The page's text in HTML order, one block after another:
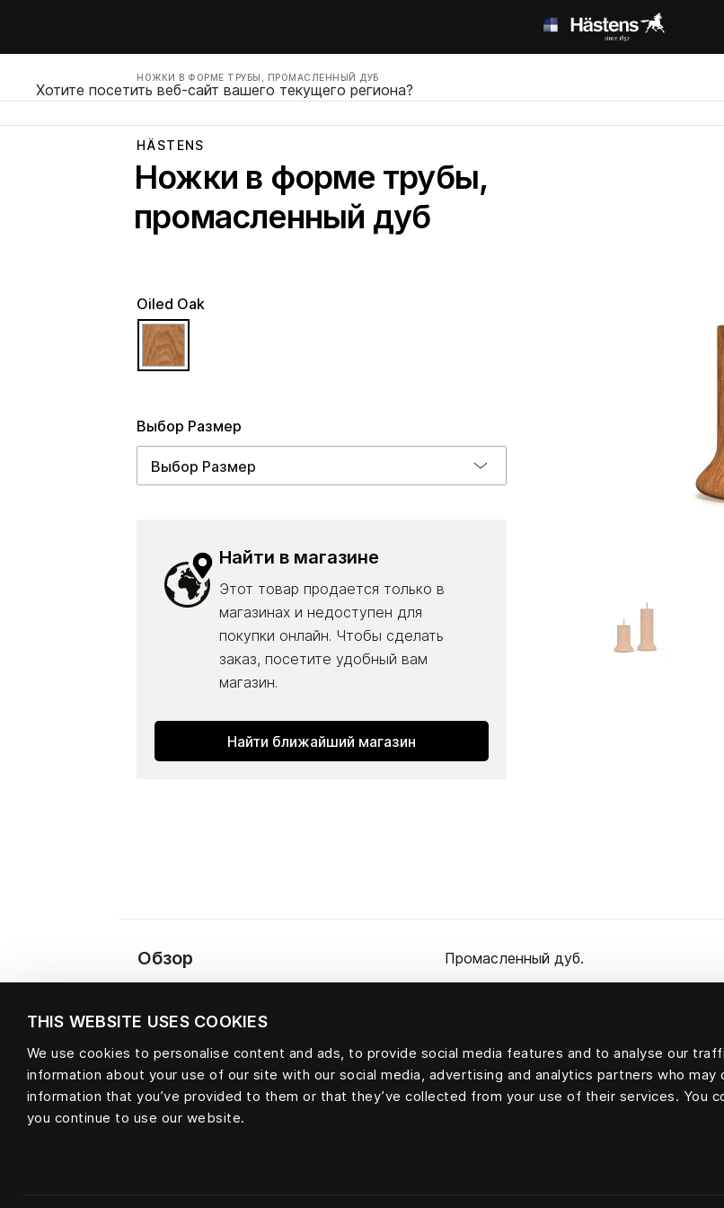
THIS WEBSITE USES COOKIES
We use cookies to personalise content and ads, to provide social media features and to analyse our
information about your use of our site with our social media, advertising and analytics partners who
information that you’ve provided to them or that they’ve collected from your use of their services. You
you continue to use our website.
НОЖКИ В ФОРМЕ ТРУБЫ, ПРОМАСЛЕННЫЙ ДУБ
Хотите посетить веб-сайт вашего текущего региона?
HÄSTENS
Ножки в форме трубы,
промасленный дуб
Выбор Pазмер
Oiled Oak
Найти в магазине
Этот товар продается только в
магазинах и недоступен для
покупки онлайн. Чтобы сделать
заказ, посетите удобный вам
магазин.
Найти ближайший магазин
Обзор Промасленный дуб.
Материал